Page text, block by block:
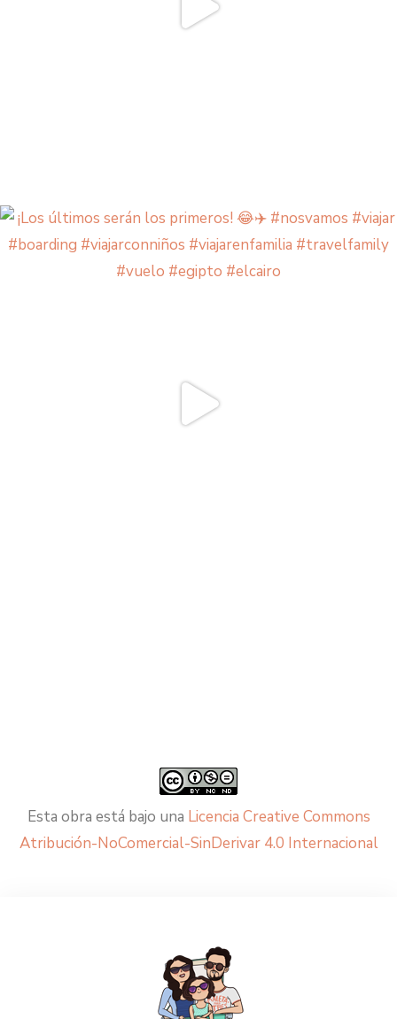
Esta obra está bajo una Licencia Creative Commons
Atribución-NoComercial-SinDerivar 4.0 Internacional